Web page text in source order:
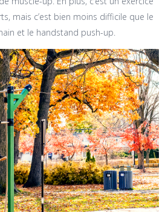
mais c’est bien moins difficile que le
et le handstand push-up.